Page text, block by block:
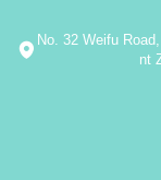
No. 32 Weifu
nt